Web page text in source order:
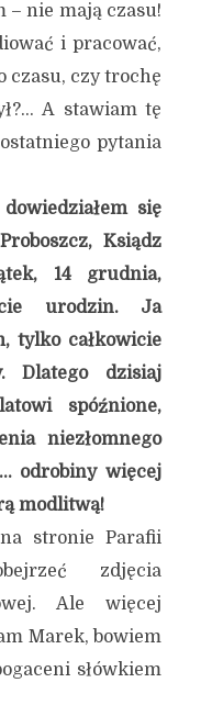
– nie mają czasu!
i pracować,
czasu, czy trochę
A stawiam tę
pytania
się
Ksiądz
14 grudnia,
urodzin. Ja
tylko całkowicie
Dlatego dzisiaj
spóźnione,
niezłomnego
odrobiny więcej
modlitwą!
stronie Parafii
zdjęcia
Ale więcej
Marek, bowiem
słówkiem